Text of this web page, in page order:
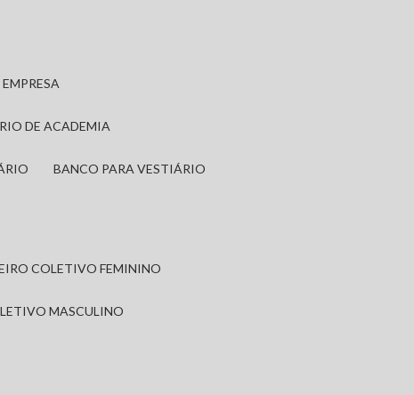
DE ACADEMIA
BANCO PARA VESTIÁRIO
COLETIVO FEMININO
MASCULINO